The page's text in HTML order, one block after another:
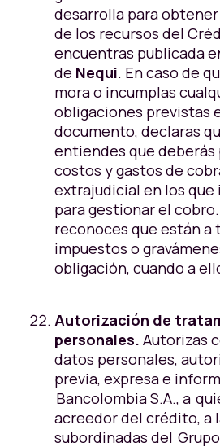
desarrolla para
de los recursos del
encuentras publicada
de Nequi. En caso de
mora o incumplas
obligaciones previstas
documento, declaras
entiendes que deberás
costos y gastos de
extrajudicial en los que
para gestionar el
reconoces que están a
impuestos o
obligación, cuando a
Autorización de
personales. Autorizas
datos personales,
previa, expresa e
Bancolombia S.A., a
acreedor del crédito, a
subordinadas del